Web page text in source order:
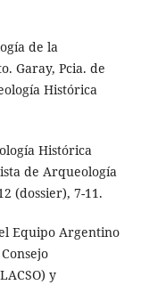
de la
Garay, Pcia. de
Histórica
Histórica
de Arqueología
(dossier), 7-11.
Equipo Argentino
y